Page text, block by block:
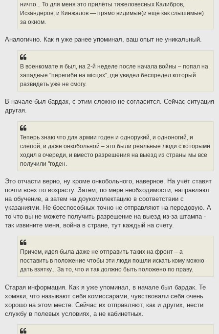
ничто... То для меня это прилёты тяжеловесных Калибров,
Искандеров, и Кинжалов — прямо видимые(и ещё как слышимые)
за окном.
Аналогично. Как я уже ранее упоминал, ваш опыт не уникальный.
В военкомате я был, на 2-й неделе после начала войны – попал на
западные "перегиби на мiсцях", где увидел беспредел который
развидеть уже не смогу.
В начале был бардак, с этим сложно не согласится. Сейчас ситуация
другая.
Теперь знаю что для армии годен и однорукий, и одноногий, и
слепой, и даже онкобольной – это были реальные люди с которыми
ходил в очереди, и вместо разрешения на выезд из страны мы все
получили "годен.
Это отчасти верно, ну кроме онкобольного, наверное. На учёт ставят
почти всех по возрасту. Затем, по мере необходимости, направляют
на обучение, а затем на доукомплектацию в соответствии с
указаниями. Не боеспособных точно не отправляют на передовую. А
то что вы не можете получить разрешение на выезд из-за штампа -
так извините меня, война в стране, тут каждый на счету.
Причем, идея была даже не отправить таких на фронт – а
поставить в положение чтобы эти люди пошли искать кому можно
дать взятку... За то, что и так должно быть положено по праву.
Старая информация. Как я уже упоминал, в начале был бардак. Те
хомяки, что называют себя комиссарами, чувствовали себя очень
хорошо на этом месте. Сейчас их отправляют, как и других, нести
службу в полевых условиях, а не кабинетных.